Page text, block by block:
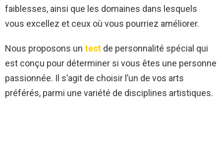
faiblesses, ainsi que les domaines dans lesquels
vous excellez et ceux où vous pourriez améliorer.
Nous proposons un test de personnalité spécial qui
est conçu pour déterminer si vous êtes une personne
passionnée. Il s’agit de choisir l’un de vos arts
préférés, parmi une variété de disciplines artistiques.